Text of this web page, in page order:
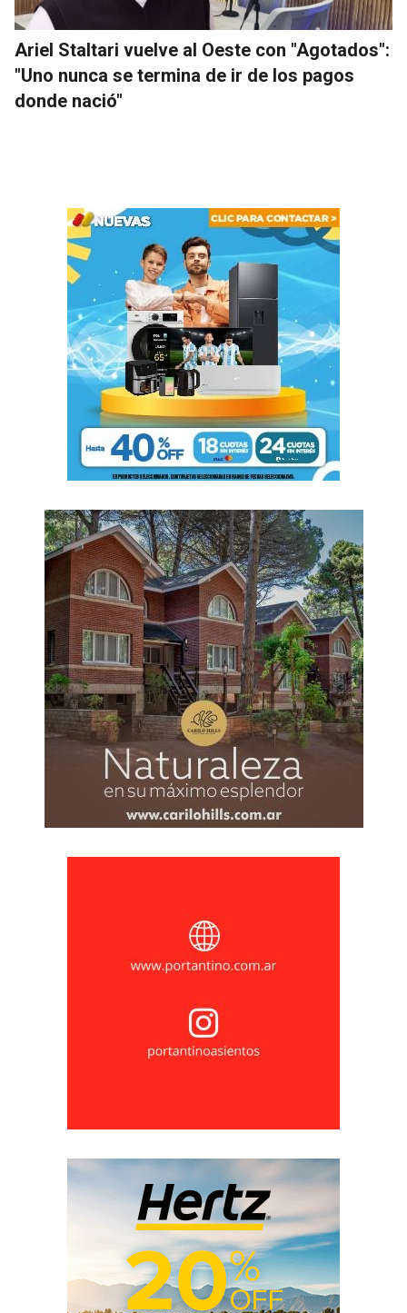
Ariel Staltari vuelve al Oeste con "Agotados":
"Uno nunca se termina de ir de los pagos
donde nació"